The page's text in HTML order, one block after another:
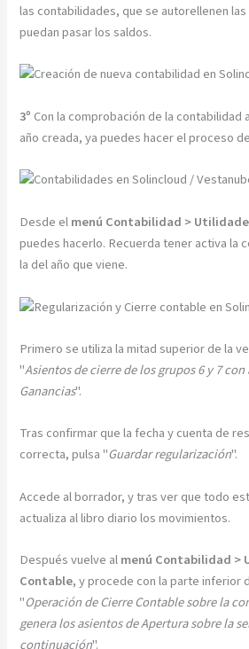
las contabilidades, que se autorellenen
puedan pasar los saldos.
3º Con la comprobación de la contabilidad
año creada, ya puedes hacer el proceso
Desde elmenú Contabilidad >
puedes hacerlo. Recuerda tener activa la
la del año que viene.
Primero se utiliza la mitad superior de la
"Asientos de cierre de los grupos 6 y 7
Ganancias".
Tras confirmar que la fecha y cuenta de
correcta, pulsa "Guardar regularización".
Accede al borrador, y tras ver que todo
actualiza al libro diario los movimientos.
Después vuelve almenú Contabilidad >
Contable,y procede con la parte inferior
"Operación de Cierre Contable sobre la
genera los asientos de Apertura sobre la
continuación".